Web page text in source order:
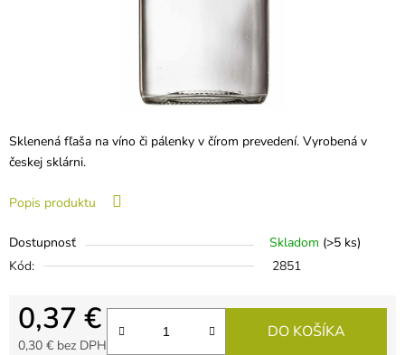
Sklenená fľaša na víno či pálenky v čírom prevedení. Vyrobená v
českej sklárni.
Popis produktu
Dostupnosť Skladom (>5 ks)
Kód:
2851
0,37 €
0,30 € bez DPH
DO KOŠÍKA